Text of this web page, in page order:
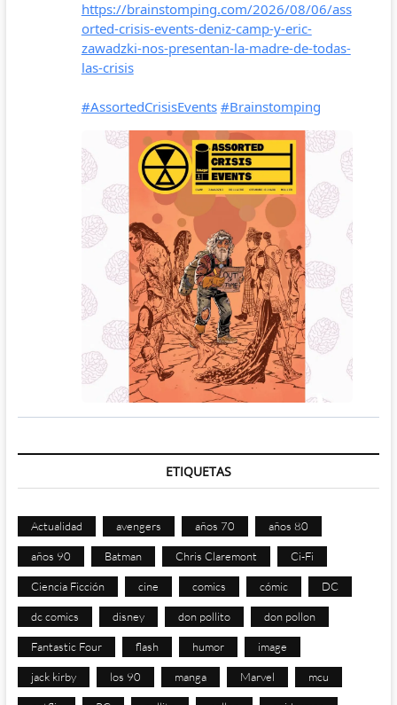
ETIQUETAS
Actualidad avengers años 70 años 80
años 90 Batman Chris Claremont Ci-Fi
Ciencia Ficción cine comics cómic DC
dc comics disney don pollito don pollon
Fantastic Four flash humor image
jack kirby los 90 manga Marvel mcu